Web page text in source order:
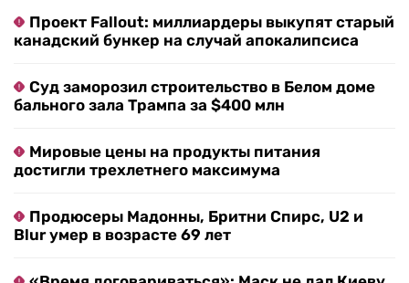
Проект Fallout: миллиардеры выкупят старый
канадский бункер на случай апокалипсиса
Суд заморозил строительство в Белом доме
бального зала Трампа за $400 млн
Мировые цены на продукты питания
достигли трехлетнего максимума
Продюсеры Мадонны, Бритни Спирс, U2 и
Blur умер в возрасте 69 лет